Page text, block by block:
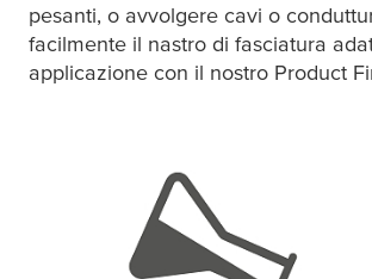
pesanti, o avvolgere cavi o
facilmente il nastro di fasciatura
applicazione con il nostro Product